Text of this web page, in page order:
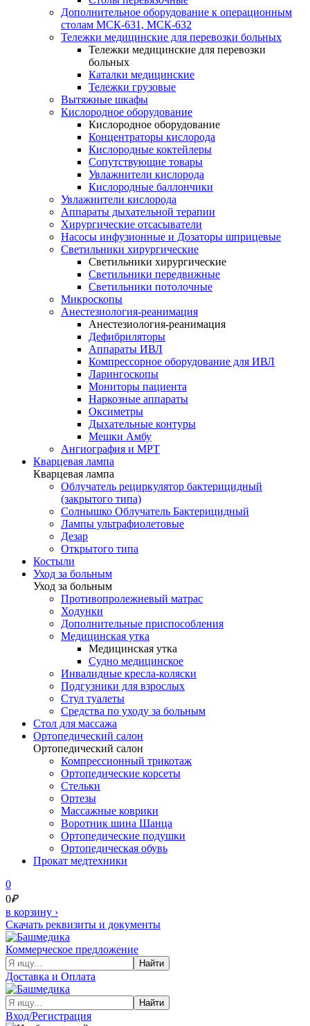
Дополнительное оборудование к операционным
столам МСК-631, МСК-632
Тележки медицинские для перевозки больных
Тележки медицинские для перевозки
больных
Каталки медицинские
Тележки грузовые
Вытяжные шкафы
Кислородное оборудование
Кислородное оборудование
Концентраторы кислорода
Кислородные коктейлеры
Сопутствующие товары
Увлажнители кислорода
Кислородные баллончики
Увлажнители кислорода
Аппараты дыхательной терапии
Хирургические отсасыватели
Насосы инфузионные и Дозаторы шприцевые
Светильники хирургические
Светильники хирургические
Светильники передвижные
Светильники потолочные
Микроскопы
Анестезиология-реанимация
Анестезиология-реанимация
Дефибриляторы
Аппараты ИВЛ
Компрессорное оборудование для ИВЛ
Ларингоскопы
Мониторы пациента
Наркозные аппараты
Оксиметры
Дыхательные контуры
Мешки Амбу
Ангиография и МРТ
Кварцевая лампа
Кварцевая лампа
Облучатель рециркулятор бактерицидный
(закрытого типа)
Солнышко Облучатель Бактерицидный
Лампы ультрафиолетовые
Дезар
Открытого типа
Костыли
Уход за больным
Уход за больным
Противопролежневый матрас
Ходунки
Дополнительные приспособления
Медицинская утка
Медицинская утка
Судно медицинское
Инвалидные кресла-коляски
Подгузники для взрослых
Стул туалеты
Средства по уходу за больным
Cтол для массажа
Ортопедический салон
Ортопедический салон
Компрессионный трикотаж
Ортопедические корсеты
Стельки
Ортезы
Массажные коврики
Воротник шина Шанца
Ортопедические подушки
Ортопедическая обувь
Прокат медтехники
0
0₽
в корзину ›
Скачать реквизиты и документы
Коммерческое предложение
Найти
Доставка и Оплата
Найти
Вход/Регистрация